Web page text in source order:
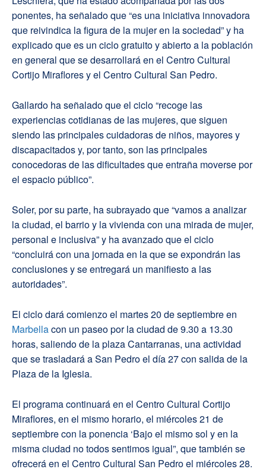
ponentes, ha señalado que “es una iniciativa innovadora
que reivindica la figura de la mujer en la sociedad” y ha
explicado que es un ciclo gratuito y abierto a la población
en general que se desarrollará en el Centro Cultural
Cortijo Miraflores y el Centro Cultural San Pedro.
Gallardo ha señalado que el ciclo “recoge las
experiencias cotidianas de las mujeres, que siguen
siendo las principales cuidadoras de niños, mayores y
discapacitados y, por tanto, son las principales
conocedoras de las dificultades que entraña moverse por
el espacio público”.
Soler, por su parte, ha subrayado que “vamos a analizar
la ciudad, el barrio y la vivienda con una mirada de mujer,
personal e inclusiva” y ha avanzado que el ciclo
“concluirá con una jornada en la que se expondrán las
conclusiones y se entregará un manifiesto a las
autoridades”.
El ciclo dará comienzo el martes 20 de septiembre en
Marbellacon un paseo por la ciudad de 9.30 a 13.30
horas, saliendo de la plaza Cantarranas, una actividad
que se trasladará a San Pedro el día 27 con salida de la
Plaza de la Iglesia.
El programa continuará en el Centro Cultural Cortijo
Miraflores, en el mismo horario, el miércoles 21 de
septiembre con la ponencia ‘Bajo el mismo sol y en la
misma ciudad no todos sentimos igual”, que también se
ofrecerá en el Centro Cultural San Pedro el miércoles 28.